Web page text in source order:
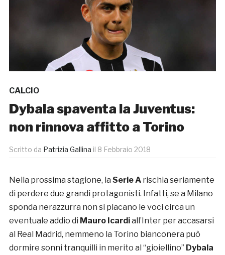
CALCIO
Dybala spaventa la Juventus:
non rinnova affitto a Torino
Scritto da Patrizia Gallina il 8 Febbraio 2018
Nella prossima stagione, la Serie Arischia seriamente
di perdere due grandi protagonisti. Infatti, se a Milano
sponda nerazzurra non si placano le voci circa un
eventuale addio di Mauro Icardiall’Inter per accasarsi
al Real Madrid, nemmeno la Torino bianconera può
dormire sonni tranquilli in merito al “gioiellino” Dybala